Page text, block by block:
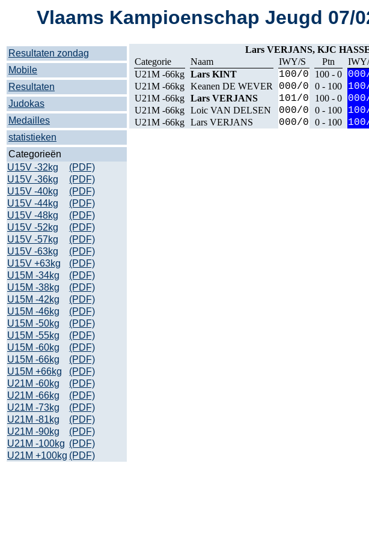
Vlaams Kampioenschap Jeugd 07/
Resultaten zondag
Mobile
Resultaten
Judokas
Medailles
statistieken
Categorieën
U15V -32kg
(PDF)
U15V -36kg
(PDF)
U15V -40kg
(PDF)
U15V -44kg
(PDF)
U15V -48kg
(PDF)
U15V -52kg
(PDF)
U15V -57kg
(PDF)
U15V -63kg
(PDF)
U15V +63kg
(PDF)
U15M -34kg
(PDF)
U15M -38kg
(PDF)
U15M -42kg
(PDF)
U15M -46kg
(PDF)
U15M -50kg
(PDF)
U15M -55kg
(PDF)
U15M -60kg
(PDF)
U15M -66kg
(PDF)
U15M +66kg
(PDF)
U21M -60kg
(PDF)
U21M -66kg
(PDF)
U21M -73kg
(PDF)
U21M -81kg
(PDF)
U21M -90kg
(PDF)
U21M -100kg (PDF)
U21M +100kg (PDF)
Lars VERJANS, KJC
Categorie
Naam IWY/S Ptn
U21M -66kg Lars KINT 100/0 100 - 0
U21M -66kg Keanen DE WEVER 000/0 0 - 100
U21M -66kg Lars VERJANS 101/0 100 - 0
U21M -66kg Loic VAN DELSEN 000/0 0 - 100
U21M -66kg Lars VERJANS 000/0 0 - 100